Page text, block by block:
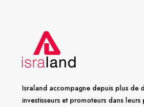
Israland accompagne depuis plus de
investisseurs et promoteurs dans